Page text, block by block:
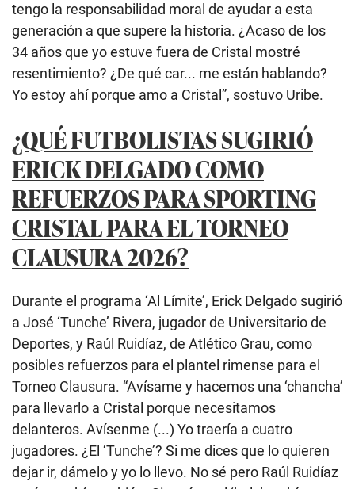
tengo la responsabilidad moral de ayudar a esta
generación a que supere la historia. ¿Acaso de los
34 años que yo estuve fuera de Cristal mostré
resentimiento? ¿De qué car... me están hablando?
Yo estoy ahí porque amo a Cristal”, sostuvo Uribe.
¿QUÉ FUTBOLISTAS SUGIRIÓ
ERICK DELGADO COMO
REFUERZOS PARA SPORTING
CRISTAL PARA EL TORNEO
CLAUSURA 2026?
Durante el programa ‘Al Límite’, Erick Delgado sugirió
a José ‘Tunche’ Rivera, jugador de Universitario de
Deportes, y Raúl Ruidíaz, de Atlético Grau, como
posibles refuerzos para el plantel rimense para el
Torneo Clausura. “Avísame y hacemos una ‘chancha’
para llevarlo a Cristal porque necesitamos
delanteros. Avísenme (...) Yo traería a cuatro
jugadores. ¿El ‘Tunche’? Si me dices que lo quieren
dejar ir, dámelo y yo lo llevo. No sé pero Raúl Ruidíaz